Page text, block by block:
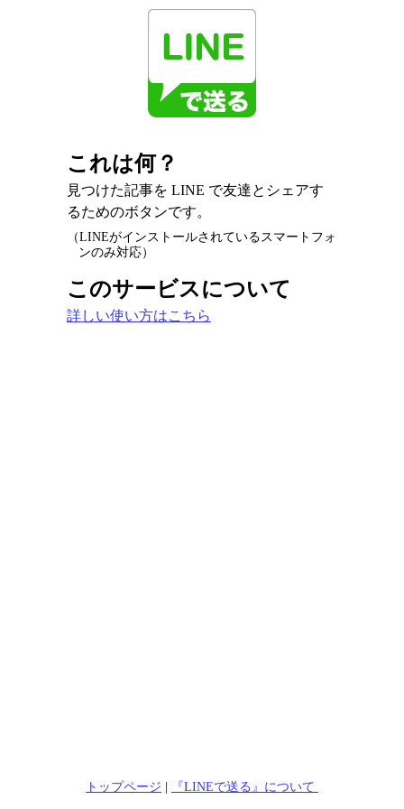
これは何？
見つけた記事を LINE で友達とシェアす
るためのボタンです。
（LINEがインストールされているスマートフォ
ンのみ対応）
このサービスについて
詳しい使い方はこちら
トップページ | 『LINEで送る』について